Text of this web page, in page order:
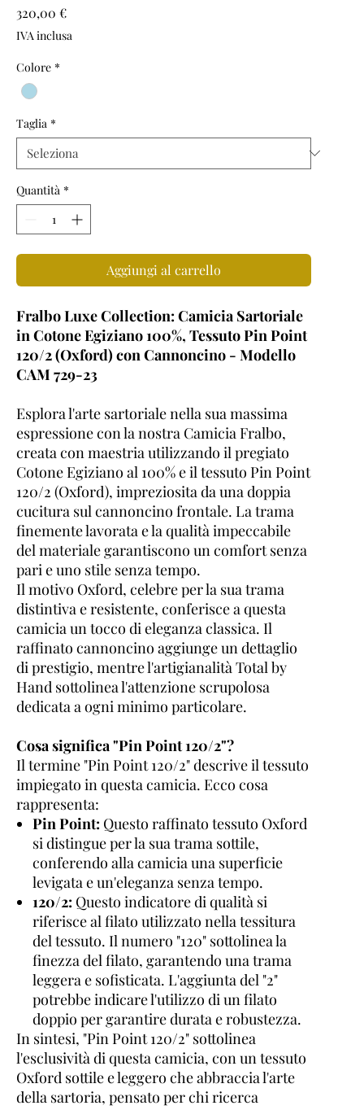
320,00 €Prezzo
IVA inclusa
Colore *
Taglia *
Quantità *
Aggiungi al carrello
Fralbo Luxe Collection: Camicia Sartoriale
in Cotone Egiziano 100%, Tessuto Pin Point
120/2 (Oxford) con Cannoncino - Modello
CAM 729-23
Esplora l'arte sartoriale nella sua massima
espressione con la nostra Camicia Fralbo,
creata con maestria utilizzando il pregiato
Cotone Egiziano al 100% e il tessuto Pin Point
120/2 (Oxford), impreziosita da una doppia
cucitura sul cannoncino frontale. La trama
finemente lavorata e la qualità impeccabile
del materiale garantiscono un comfort senza
pari e uno stile senza tempo.
Il motivo Oxford, celebre per la sua trama
distintiva e resistente, conferisce a questa
camicia un tocco di eleganza classica. Il
raffinato cannoncino aggiunge un dettaglio
di prestigio, mentre l'artigianalità Total by
Hand sottolinea l'attenzione scrupolosa
dedicata a ogni minimo particolare.
Cosa significa "Pin Point 120/2"?
Il termine "Pin Point 120/2" descrive il tessuto
impiegato in questa camicia. Ecco cosa
rappresenta:
Pin Point: Questo raffinato tessuto Oxford
si distingue per la sua trama sottile,
conferendo alla camicia una superficie
levigata e un'eleganza senza tempo.
120/2: Questo indicatore di qualità si
riferisce al filato utilizzato nella tessitura
del tessuto. Il numero "120" sottolinea la
finezza del filato, garantendo una trama
leggera e sofisticata. L'aggiunta del "2"
potrebbe indicare l'utilizzo di un filato
doppio per garantire durata e robustezza.
In sintesi, "Pin Point 120/2" sottolinea
l'esclusività di questa camicia, con un tessuto
Oxford sottile e leggero che abbraccia l'arte
della sartoria, pensato per chi ricerca